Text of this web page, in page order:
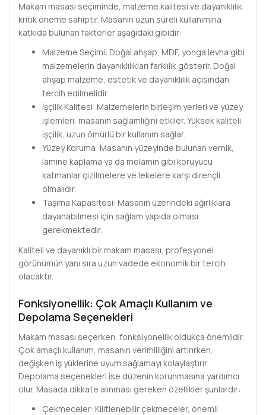
Makam masası seçiminde, malzeme kalitesi ve dayanıklılık
kritik öneme sahiptir. Masanın uzun süreli kullanımına
katkıda bulunan faktörler aşağıdaki gibidir:
Malzeme Seçimi: Doğal ahşap, MDF, yonga levha gibi
malzemelerin dayanıklılıkları farklılık gösterir. Doğal
ahşap malzeme, estetik ve dayanıklılık açısından
tercih edilmelidir.
İşçilik Kalitesi: Malzemelerin birleşim yerleri ve yüzey
işlemleri, masanın sağlamlığını etkiler. Yüksek kaliteli
işçilik, uzun ömürlü bir kullanım sağlar.
Yüzey Koruma: Masanın yüzeyinde bulunan vernik,
lamine kaplama ya da melamin gibi koruyucu
katmanlar çizilmelere ve lekelere karşı dirençli
olmalıdır.
Taşıma Kapasitesi: Masanın üzerindeki ağırlıklara
dayanabilmesi için sağlam yapıda olması
gerekmektedir.
Kaliteli ve dayanıklı bir makam masası, profesyonel
görünümün yanı sıra uzun vadede ekonomik bir tercih
olacaktır.
Fonksiyonellik: Çok Amaçlı Kullanım ve
Depolama Seçenekleri
Makam masası seçerken, fonksiyonellik oldukça önemlidir.
Çok amaçlı kullanım, masanın verimliliğini artırırken,
değişken iş yüklerine uyum sağlamayı kolaylaştırır.
Depolama seçenekleri ise düzenin korunmasına yardımcı
olur. Masada dikkate alınması gereken özellikler şunlardır:
Çekmeceler: Kilitlenebilir çekmeceler, önemli